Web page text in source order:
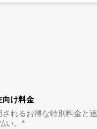
向け料金
れるお得な特別料金と追
い。*